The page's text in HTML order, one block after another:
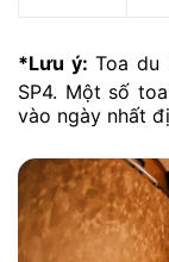
*Lưu ý: Toa du
SP4. Một số
vào ngày nhất